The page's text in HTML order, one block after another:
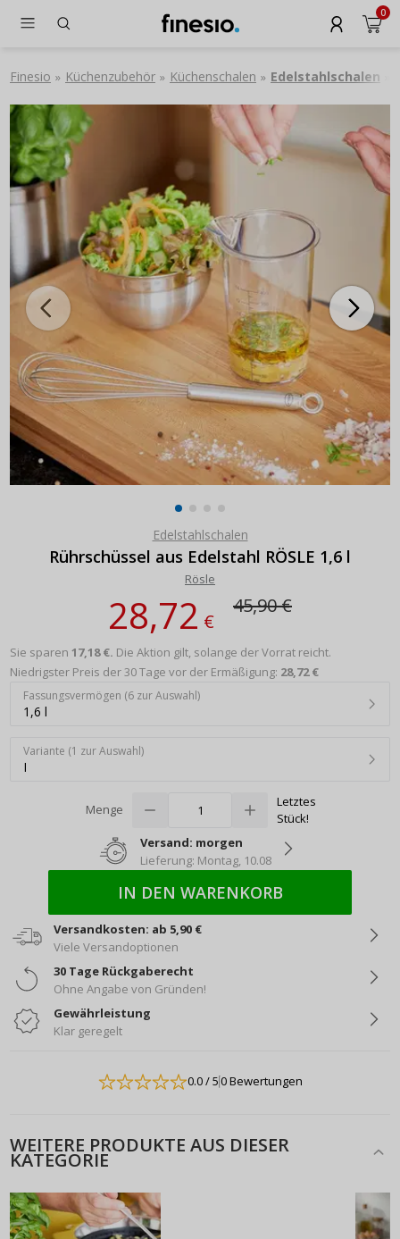
0
Finesio » Küchenzubehör » Küchenschalen » Edelstahlschalen
Edelstahlschalen
Rührschüssel aus Edelstahl RÖSLE 1,6 l
Rösle
28,72€
45,90 €
Sie sparen 17,18 €. Die Aktion gilt, solange der Vorrat reicht.
Niedrigster Preis der 30 Tage vor der Ermäßigung: 28,72 €
Fassungsvermögen (6 zur Auswahl)
1,6 l
Variante (1 zur Auswahl)
I
Menge
Letztes
Stück!
Versand: morgen
Lieferung: Montag, 10.08
IN DEN WARENKORB
Versandkosten: ab 5,90 €
Viele Versandoptionen
30 Tage Rückgaberecht
Ohne Angabe von Gründen!
Gewährleistung
Klar geregelt
0.0/ 50 Bewertungen
WEITERE PRODUKTE AUS DIESER
KATEGORIE